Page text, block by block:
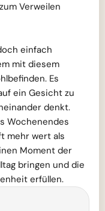
Verweilen
einfach
mit diesem
Es
ein Gesicht zu
denkt.
Wochenendes
mehr wert als
Moment der
bringen und die
erfüllen.